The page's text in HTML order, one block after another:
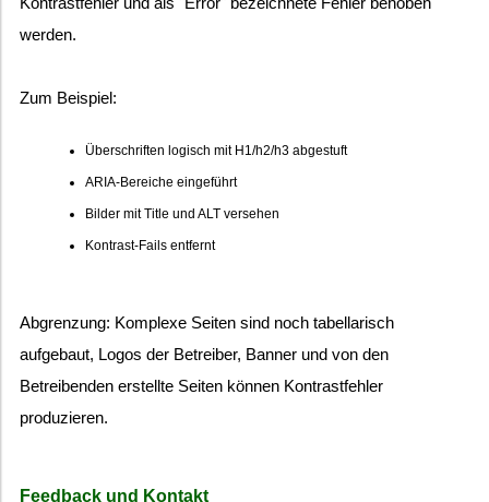
Kontrastfehler und als "Error" bezeichnete Fehler behoben
werden.
Zum Beispiel:
Überschriften logisch mit H1/h2/h3 abgestuft
ARIA-Bereiche eingeführt
Bilder mit Title und ALT versehen
Kontrast-Fails entfernt
Abgrenzung: Komplexe Seiten sind noch tabellarisch
aufgebaut, Logos der Betreiber, Banner und von den
Betreibenden erstellte Seiten können Kontrastfehler
produzieren.
Feedback und Kontakt